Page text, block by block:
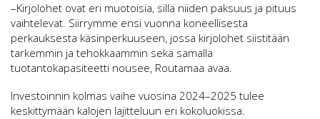
–Kirjolohet ovat eri muotoisia, sillä niiden paksuus ja pituus
vaihtelevat. Siirrymme ensi vuonna koneellisesta
perkauksesta käsinperkuuseen, jossa kirjolohet siistitään
tarkemmin ja tehokkaammin sekä samalla
tuotantokapasiteetti nousee, Routamaa avaa.
Investoinnin kolmas vaihe vuosina 2024–2025 tulee
keskittymään kalojen lajitteluun eri kokoluokissa.